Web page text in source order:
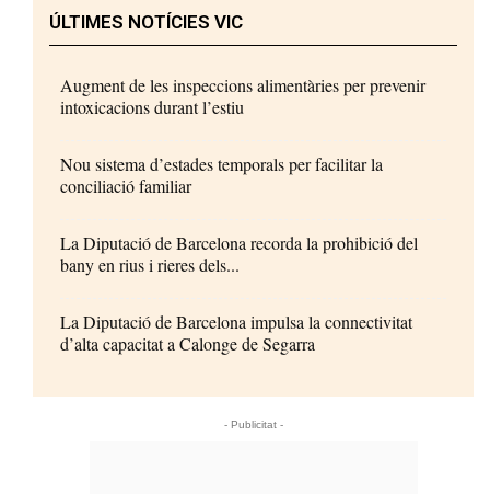
ÚLTIMES NOTÍCIES VIC
Augment de les inspeccions alimentàries per prevenir
intoxicacions durant l’estiu
Nou sistema d’estades temporals per facilitar la
conciliació familiar
La Diputació de Barcelona recorda la prohibició del
bany en rius i rieres dels...
La Diputació de Barcelona impulsa la connectivitat
d’alta capacitat a Calonge de Segarra
- Publicitat -